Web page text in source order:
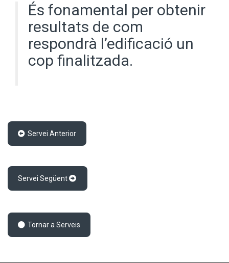
És fonamental per obtenir
resultats de com
respondrà l’edificació un
cop finalitzada.
Servei Anterior
Servei Següent
Tornar a Serveis